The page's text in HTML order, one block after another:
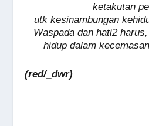
ketakutan
utk kesinambungan
Waspada dan hati2
hidup dalam
(red/_dwr)